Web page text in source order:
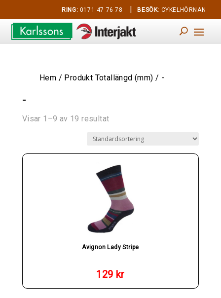
RING: 0171 47 76 78 | BESÖK: CYKELHÖRNAN
Hem / Produkt Totallängd (mm) / -
-
Visar 1–9 av 19 resultat
Avignon Lady Stripe
129 kr